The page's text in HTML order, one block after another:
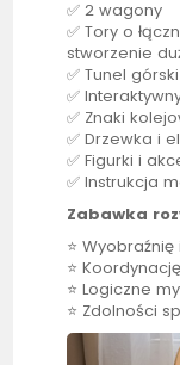
✅ 2 wagony
✅ Tory o
stworzenie
✅ Tunel
✅
✅ Znaki
✅ Drzewka i
✅ Figurki i
✅ Instrukcja
Zabawka
⭐
⭐
⭐ Logiczne
⭐ Zdolności